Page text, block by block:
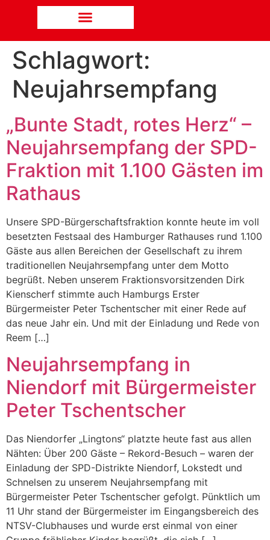
Schlagwort:
Neujahrsempfang
„Bunte Stadt, rotes Herz“ –
Neujahrsempfang der SPD-
Fraktion mit 1.100 Gästen im
Rathaus
Unsere SPD-Bürgerschaftsfraktion konnte heute im voll
besetzten Festsaal des Hamburger Rathauses rund 1.100
Gäste aus allen Bereichen der Gesellschaft zu ihrem
traditionellen Neujahrsempfang unter dem Motto
begrüßt. Neben unserem Fraktionsvorsitzenden Dirk
Kienscherf stimmte auch Hamburgs Erster
Bürgermeister Peter Tschentscher mit einer Rede auf
das neue Jahr ein. Und mit der Einladung und Rede von
Reem […]
Neujahrsempfang in
Niendorf mit Bürgermeister
Peter Tschentscher
Das Niendorfer „Lingtons“ platzte heute fast aus allen
Nähten: Über 200 Gäste – Rekord-Besuch – waren der
Einladung der SPD-Distrikte Niendorf, Lokstedt und
Schnelsen zu unserem Neujahrsempfang mit
Bürgermeister Peter Tschentscher gefolgt. Pünktlich um
11 Uhr stand der Bürgermeister im Eingangsbereich des
NTSV-Clubhauses und wurde erst einmal von einer